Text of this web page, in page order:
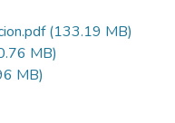
(133.19 MB)
MB)
MB)